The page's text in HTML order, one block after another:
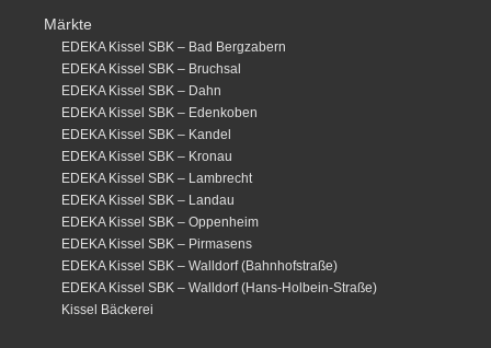
Märkte
EDEKA Kissel SBK – Bad Bergzabern
EDEKA Kissel SBK – Bruchsal
EDEKA Kissel SBK – Dahn
EDEKA Kissel SBK – Edenkoben
EDEKA Kissel SBK – Kandel
EDEKA Kissel SBK – Kronau
EDEKA Kissel SBK – Lambrecht
EDEKA Kissel SBK – Landau
EDEKA Kissel SBK – Oppenheim
EDEKA Kissel SBK – Pirmasens
EDEKA Kissel SBK – Walldorf (Bahnhofstraße)
EDEKA Kissel SBK – Walldorf (Hans-Holbein-Straße)
Kissel Bäckerei